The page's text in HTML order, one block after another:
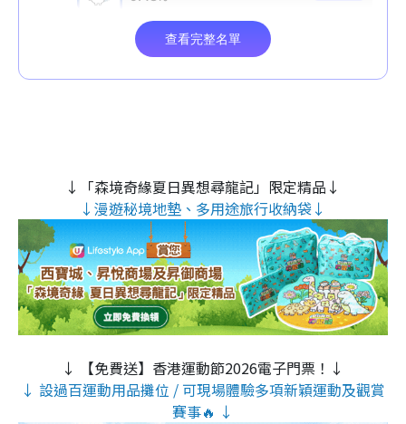
↓「森境奇緣夏日異想尋龍記」限定精品↓
↓漫遊秘境地墊、多用途旅行收納袋↓
↓ 【免費送】香港運動節2026電子門票！↓
↓ 設過百運動用品攤位 / 可現場體驗多項新穎運動及觀賞
賽事🔥 ↓